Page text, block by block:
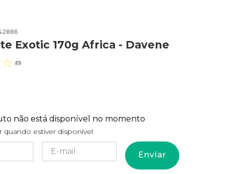
Exotic 170g Africa - Davene
☆ (0)
não está disponível no momento
quando estiver disponível
Enviar